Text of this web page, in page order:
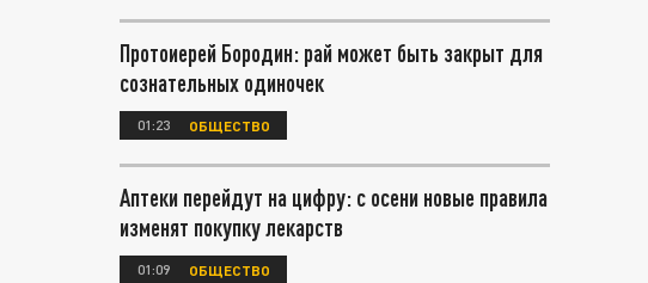
Протоиерей Бородин: рай может быть закрыт для
сознательных одиночек
01:23 ОБЩЕСТВО
Аптеки перейдут на цифру: с осени новые правила
изменят покупку лекарств
01:09 ОБЩЕСТВО